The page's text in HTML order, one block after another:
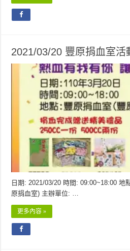
2021/03/20 豐原捐血室活
日期: 2021/03/20 時間: 09:00~18:00 地
原捐血室) 主辦單位: …
更多內容 »